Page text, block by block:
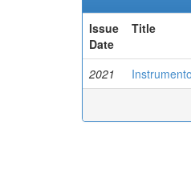
Issue
Date
Title
2021